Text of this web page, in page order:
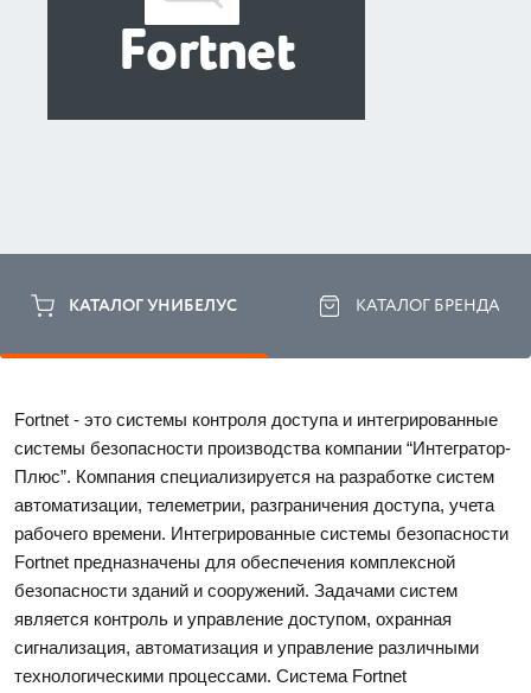
Fortnet
КАТАЛОГ УНИБЕЛУС КАТАЛОГ БРЕНДА
Fortnet - это системы контроля доступа и интегрированные
системы безопасности производства компании “Интегратор-
Плюс”. Компания специализируется на разработке систем
автоматизации, телеметрии, разграничения доступа, учета
рабочего времени. Интегрированные системы безопасности
Fortnet предназначены для обеспечения комплексной
безопасности зданий и сооружений. Задачами систем
является контроль и управление доступом, охранная
сигнализация, автоматизация и управление различными
технологическими процессами. Система Fortnet